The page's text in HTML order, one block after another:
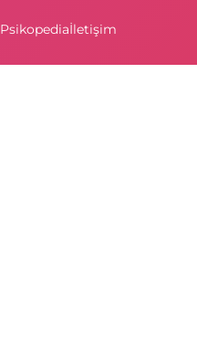
Psikopediaİletişim